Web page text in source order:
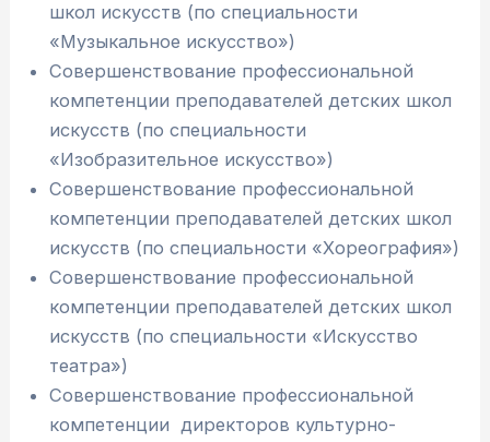
школ искусств (по специальности
«Музыкальное искусство»)
Совершенствование профессиональной
компетенции преподавателей детских школ
искусств (по специальности
«Изобразительное искусство»)
Совершенствование профессиональной
компетенции преподавателей детских школ
искусств (по специальности «Хореография»)
Совершенствование профессиональной
компетенции преподавателей детских школ
искусств (по специальности «Искусство
театра»)
Совершенствование профессиональной
компетенции директоров культурно-